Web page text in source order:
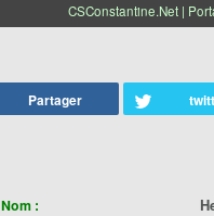
CSConstantine.Net |
Partager
Nom :